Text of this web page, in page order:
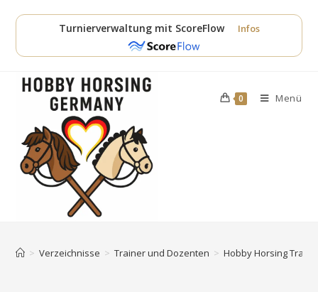
Inhalt
Turnierverwaltung mit ScoreFlow Infos
0 Menü
> Verzeichnisse > Trainer und Dozenten > Hobby Horsing